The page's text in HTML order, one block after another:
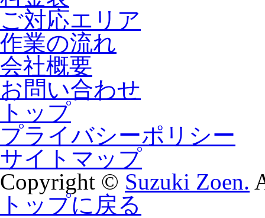
ご対応エリア
作業の流れ
会社概要
お問い合わせ
トップ
プライバシーポリシー
サイトマップ
Copyright © Suzuki Zoen.
トップに戻る